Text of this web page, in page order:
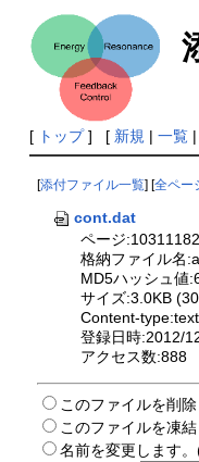
[ トップ] [ 新規 | 一覧|
[添付ファイル一覧] [全ペー
cont.dat
ページ
格納ファイル名
MD5ハッシュ値
サイズ:3.0KB
Content-
登録日時:2012/
アクセス数:888
このファイルを削除
このファイルを凍
名前を変更します